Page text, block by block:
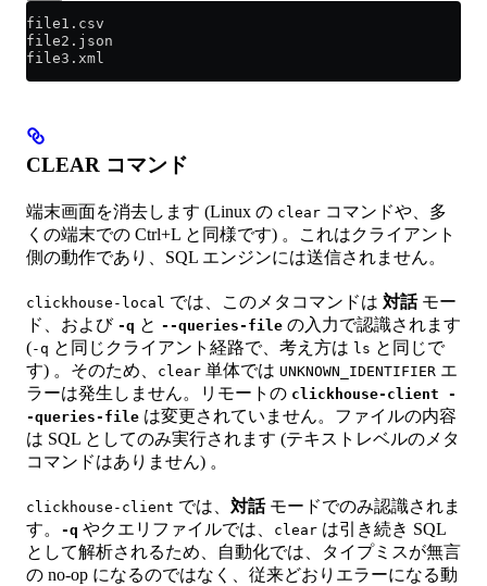
file1.csv
file2.json
file3.xml
CLEAR コマンド
端末画面を消去します (Linux の clear コマンドや、多
くの端末での Ctrl+L と同様です) 。これはクライアント
側の動作であり、SQL エンジンには送信されません。
clickhouse-local では、このメタコマンドは 対話モー
ド、および -q と --queries-file の入力で認識されます
(-q と同じクライアント経路で、考え方は ls と同じで
す) 。そのため、
clear 単体では UNKNOWN_IDENTIFIER エ
ラーは発生しません。リモートの clickhouse-client -
-queries-file は変更されていません。ファイルの内容
は SQL としてのみ実行されます (テキストレベルのメタ
コマンドはありません) 。
clickhouse-client では、 対話モードでのみ認識されま
す。
-q やクエリファイルでは、 clear は引き続き SQL
として解析されるため、自動化では、タイプミスが無言
の no-op になるのではなく、従来どおりエラーになる動